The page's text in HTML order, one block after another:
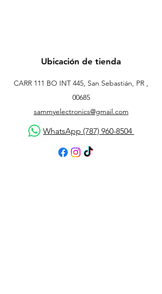
Ubicación de tienda
CARR 111 BO INT 445, San Sebastián, PR ,
00685
sammyelectronics@gmail.com
WhatsApp (787) 960-8504